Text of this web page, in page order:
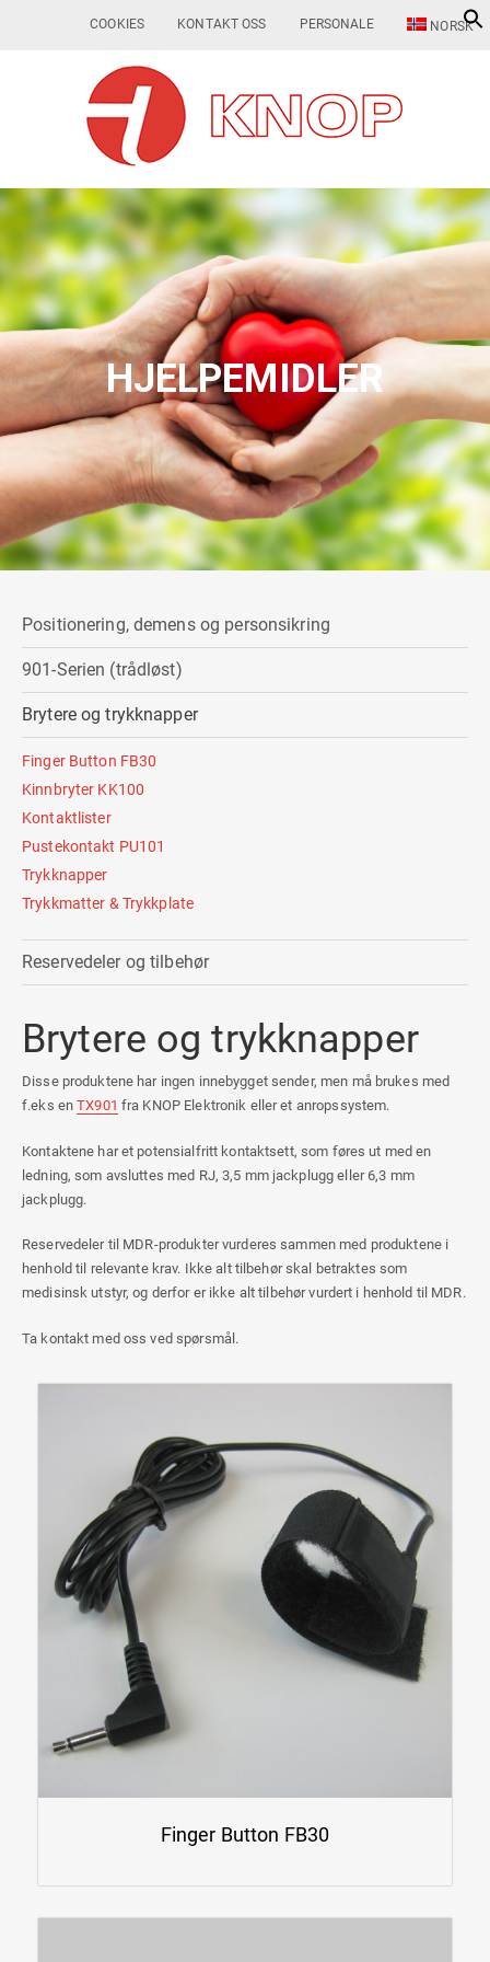
COOKIES KONTAKT OSS PERSONALE NORSK
HJELPEMIDLER
Positionering, demens og personsikring
901-Serien (trådløst)
Brytere og trykknapper
Finger Button FB30
Kinnbryter KK100
Kontaktlister
Pustekontakt PU101
Trykknapper
Trykkmatter & Trykkplate
Reservedeler og tilbehør
Brytere og trykknapper
Disse produktene har ingen innebygget sender, men må brukes med
f.eks enTX901 fra KNOP Elektronik eller et anropssystem.
Kontaktene har et potensialfritt kontaktsett, som føres ut med en
ledning, som avsluttes med RJ, 3,5 mm jackplugg eller 6,3 mm
jackplugg.
Reservedeler til MDR-produkter vurderes sammen med produktene i
henhold til relevante krav. Ikke alt tilbehør skal betraktes som
medisinsk utstyr, og derfor er ikke alt tilbehør vurdert i henhold til MDR.
Ta kontakt med oss ved spørsmål.
Finger Button FB30